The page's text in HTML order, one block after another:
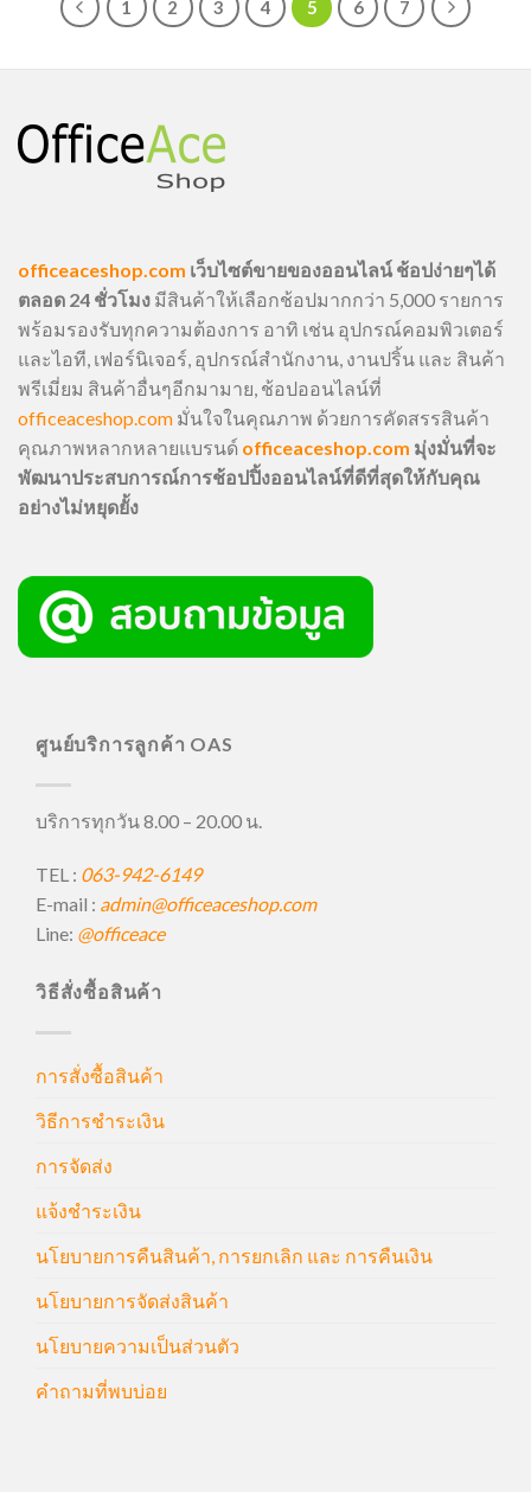
1 2 3 4 5 6 7
officeaceshop.com เว็บไซต์ขายของออนไลน์ ช้อปง่ายๆได้
ตลอด 24 ชั่วโมง มีสินค้าให้เลือกช้อปมากกว่า 5,000 รายการ
พร้อมรองรับทุกความต้องการ อาทิ เช่น อุปกรณ์คอมพิวเตอร์
และไอที, เฟอร์นิเจอร์, อุปกรณ์สำนักงาน, งานปริ้น และ สินค้า
พรีเมี่ยม สินค้าอื่นๆอีกมามาย, ช้อปออนไลน์ที่
officeaceshop.com มั่นใจในคุณภาพ ด้วยการคัดสรรสินค้า
คุณภาพหลากหลายแบรนด์ officeaceshop.com มุ่งมั่นที่จะ
พัฒนาประสบการณ์การช้อปปิ้งออนไลน์ที่ดีที่สุดให้กับคุณ
อย่างไม่หยุดยั้ง
ศูนย์บริการลูกค้า OAS
บริการทุกวัน 8.00 – 20.00 น.
TEL : 063-942-6149
E-mail : admin@officeaceshop.com
Line: @officeace
วิธีสั่งซื้อสินค้า
การสั่งซื้อสินค้า
วิธีการชำระเงิน
การจัดส่ง
แจ้งชำระเงิน
นโยบายการคืนสินค้า, การยกเลิก และ การคืนเงิน
นโยบายการจัดส่งสินค้า
นโยบายความเป็นส่วนตัว
คำถามที่พบบ่อย